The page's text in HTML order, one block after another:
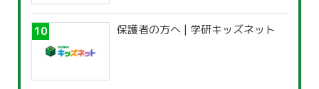
保護者の方へ | 学研キッズネット